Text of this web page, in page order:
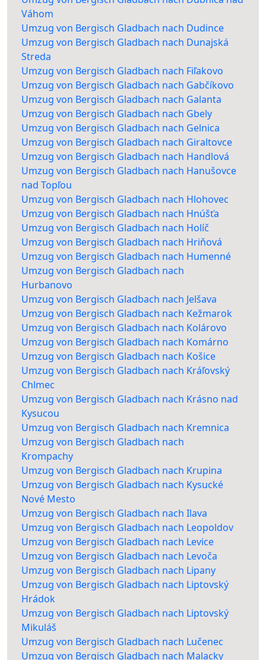
Váhom
Umzug von Bergisch Gladbach nach Dudince
Umzug von Bergisch Gladbach nach Dunajská
Streda
Umzug von Bergisch Gladbach nach Fiľakovo
Umzug von Bergisch Gladbach nach Gabčíkovo
Umzug von Bergisch Gladbach nach Galanta
Umzug von Bergisch Gladbach nach Gbely
Umzug von Bergisch Gladbach nach Gelnica
Umzug von Bergisch Gladbach nach Giraltovce
Umzug von Bergisch Gladbach nach Handlová
Umzug von Bergisch Gladbach nach Hanušovce
nad Topľou
Umzug von Bergisch Gladbach nach Hlohovec
Umzug von Bergisch Gladbach nach Hnúšťa
Umzug von Bergisch Gladbach nach Holíč
Umzug von Bergisch Gladbach nach Hriňová
Umzug von Bergisch Gladbach nach Humenné
Umzug von Bergisch Gladbach nach
Hurbanovo
Umzug von Bergisch Gladbach nach Jelšava
Umzug von Bergisch Gladbach nach Kežmarok
Umzug von Bergisch Gladbach nach Kolárovo
Umzug von Bergisch Gladbach nach Komárno
Umzug von Bergisch Gladbach nach Košice
Umzug von Bergisch Gladbach nach Kráľovský
Chlmec
Umzug von Bergisch Gladbach nach Krásno nad
Kysucou
Umzug von Bergisch Gladbach nach Kremnica
Umzug von Bergisch Gladbach nach
Krompachy
Umzug von Bergisch Gladbach nach Krupina
Umzug von Bergisch Gladbach nach Kysucké
Nové Mesto
Umzug von Bergisch Gladbach nach Ilava
Umzug von Bergisch Gladbach nach Leopoldov
Umzug von Bergisch Gladbach nach Levice
Umzug von Bergisch Gladbach nach Levoča
Umzug von Bergisch Gladbach nach Lipany
Umzug von Bergisch Gladbach nach Liptovský
Hrádok
Umzug von Bergisch Gladbach nach Liptovský
Mikuláš
Umzug von Bergisch Gladbach nach Lučenec
Umzug von Bergisch Gladbach nach Malacky